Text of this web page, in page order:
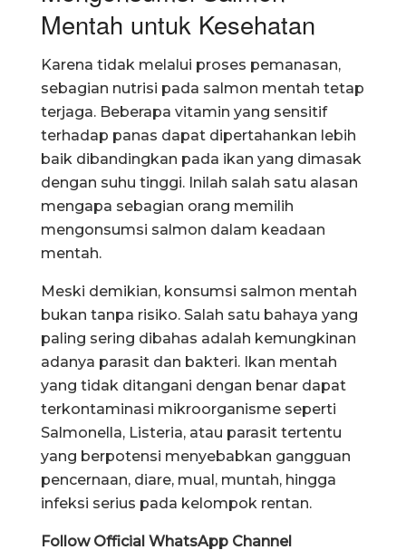
Mentah untuk Kesehatan
Karena tidak melalui proses pemanasan,
sebagian nutrisi pada salmon mentah tetap
terjaga. Beberapa vitamin yang sensitif
terhadap panas dapat dipertahankan lebih
baik dibandingkan pada ikan yang dimasak
dengan suhu tinggi. Inilah salah satu alasan
mengapa sebagian orang memilih
mengonsumsi salmon dalam keadaan
mentah.
Meski demikian, konsumsi salmon mentah
bukan tanpa risiko. Salah satu bahaya yang
paling sering dibahas adalah kemungkinan
adanya parasit dan bakteri. Ikan mentah
yang tidak ditangani dengan benar dapat
terkontaminasi mikroorganisme seperti
Salmonella, Listeria, atau parasit tertentu
yang berpotensi menyebabkan gangguan
pencernaan, diare, mual, muntah, hingga
infeksi serius pada kelompok rentan.
Follow Official WhatsApp Channel